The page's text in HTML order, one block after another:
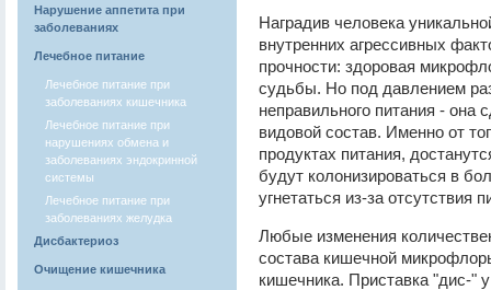
Нарушение аппетита при
заболеваниях
Лечебное питание
Лечебное питание при
заболеваниях кишечника
Лечебное питание при
нарушениях обмена и
заболеваниях эндокринной
системы
Лечебное питание при
заболеваниях желудка
Дисбактериоз
Очищение кишечника
Наградив человека
внутренних агрессивных
прочности: здоровая
судьбы. Но под давлением
неправильного питания - она
видовой состав. Именно от
продуктах питания,
будут колонизироваться в
угнетаться из-за отсутствия
Любые изменения
состава кишечной
кишечника. Приставка "дис-"